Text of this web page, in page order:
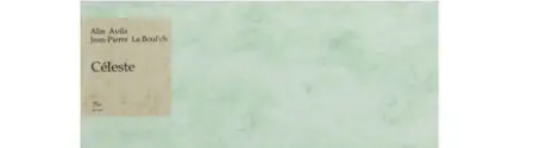
Alin Avila, Jean-Pierre Le Boul’ch –